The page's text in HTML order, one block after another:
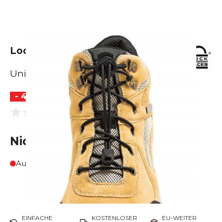
Lock Laces Lock Laces Boots
Unisex
- 40 %
0.0 (0 Bewertungen)
Nicht lieferbar
Ausverkauft
EINFACHE
KOSTENLOSER
EU-WEITER